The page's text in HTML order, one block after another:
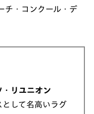
チ・コンクール・デ
・リユニオン
として名高いラグ